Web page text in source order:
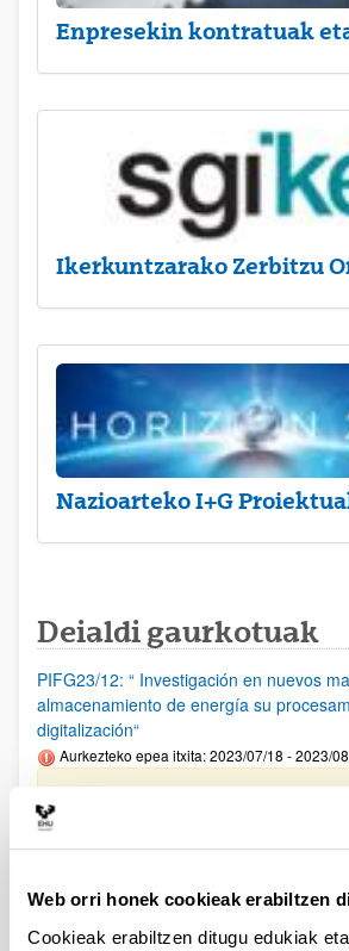
Web orri honek cookieak erabiltzen
Cookieak erabiltzen ditugu edukiak
Enpresekin kontratuak
Ikerkuntzarako Zerbitzu
Nazioarteko I+G
Deialdi gaurkotuak
PIFG23/12: “ Investigación en nuevos
almacenamiento de energía su
digitalización“
Aurkezteko epea itxita: 2023/07/18 - 2023/
Beka emateko proposamena argitaratu
PIFG23/14: “ Hizkuntzaren